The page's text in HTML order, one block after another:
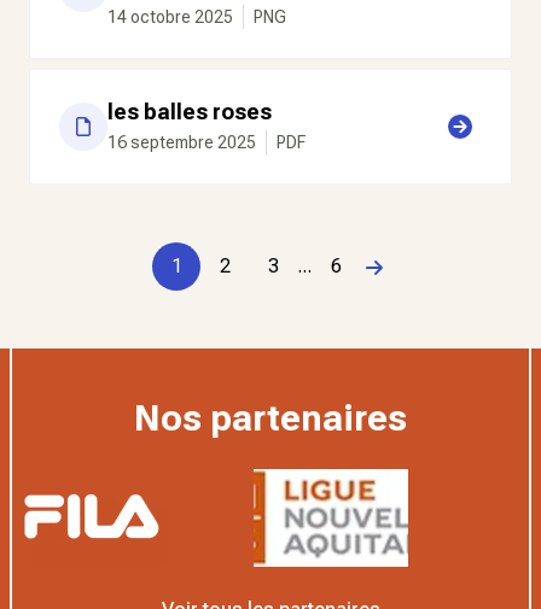
14 octobre 2025 PNG
les balles roses
16 septembre 2025 PDF
1 2 3 ... 6
Page suivante
Nos partenaires